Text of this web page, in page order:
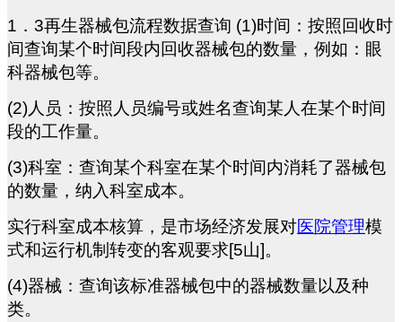
1 ．3再生器械包流程数据查询 (1)时间：按照回收时
间查询某个时间段内回收器械包的数量，例如：眼
科器械包等。
(2)人员：按照人员编号或姓名查询某人在某个时间
段的工作量。
(3)科室：查询某个科室在某个时间内消耗了器械包
的数量，纳入科室成本。
实行科室成本核算，是市场经济发展对医院管理模
式和运行机制转变的客观要求[5山]。
(4)器械：查询该标准器械包中的器械数量以及种
类。